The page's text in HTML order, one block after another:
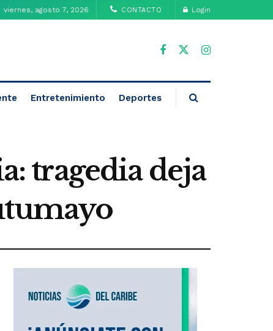
viernes, agosto 7, 2026 CONTACTO Login
Entretenimiento Deportes
tragedia deja